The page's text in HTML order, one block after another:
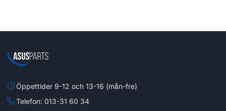
Öppettider 9-12 och 13-16 (mån-fre)
Telefon: 013-31 60 34